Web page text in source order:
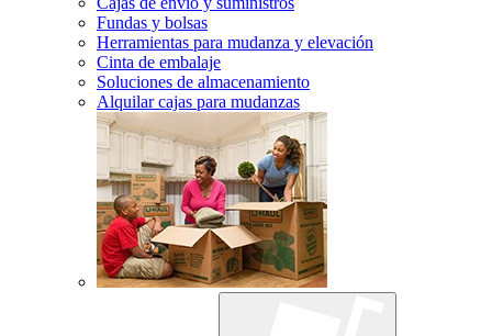
Fundas y bolsas
Herramientas para mudanza y elevación
Cinta de embalaje
Soluciones de almacenamiento
Alquilar cajas para mudanzas